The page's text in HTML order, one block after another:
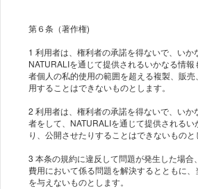
第６条（著作権)
1 利用者は、権利者の承諾を得ないで、いか
NATURALIを通じて提供されるいかなる情
者個人の私的使用の範囲を超える複製、販
用することはできないものとします。
2 利用者は、権利者の承諾を得ないで、いか
者をして、NATURALIを通じて提供される
り、公開させたりすることはできないものと
3 本条の規約に違反して問題が発生した場合
費用において係る問題を解決するとともに
を与えないものとします。